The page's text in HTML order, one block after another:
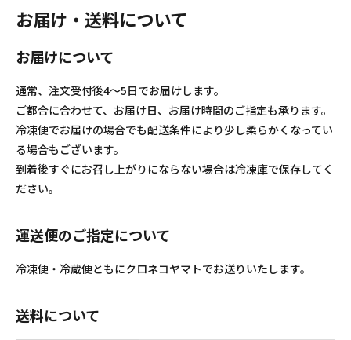
お届け・送料について
お届けについて
通常、注文受付後4～5日でお届けします。
ご都合に合わせて、お届け日、お届け時間のご指定も承ります。
冷凍便でお届けの場合でも配送条件により少し柔らかくなってい
る場合もございます。
到着後すぐにお召し上がりにならない場合は冷凍庫で保存してく
ださい。
運送便のご指定について
冷凍便・冷蔵便ともにクロネコヤマトでお送りいたします。
送料について